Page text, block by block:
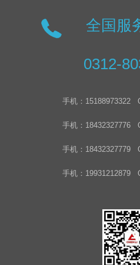
全国服
0312-
手机：15188973322
手机：18432327776
手机：18432327779
手机：19931212879